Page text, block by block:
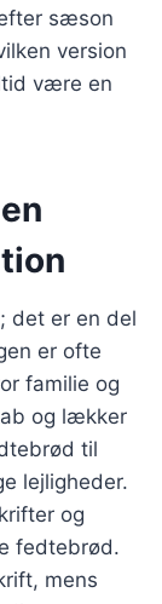
sæson
version
være en
det er en del
er ofte
familie og
og lækker
til
lejligheder.
og
fedtebrød.
mens